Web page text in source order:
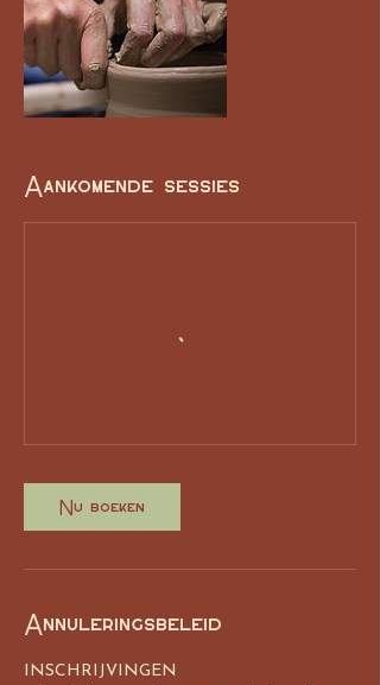
Aankomende sessies
Nu boeken
Annuleringsbeleid
INSCHRIJVINGEN